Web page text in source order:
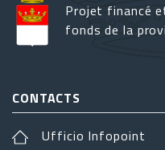
Projet financé
fonds de la
CONTACTS
Ufficio Infopoint